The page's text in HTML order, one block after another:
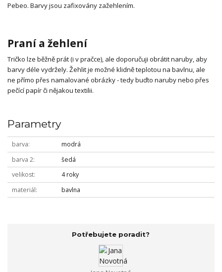
Pebeo. Barvy jsou zafixovány zažehlením.
Praní a žehlení
Tričko lze běžně prát (i v pračce), ale doporučuji obrátit naruby, aby
barvy déle vydržely. Žehlit je možné klidně teplotou na bavlnu, ale
ne přímo přes namalované obrázky - tedy buďto naruby nebo přes
pečící papír či nějakou textilii.
Parametry
barva
modrá
barva 2
šedá
velikost
4 roky
materiál
bavlna
Potřebujete poradit?